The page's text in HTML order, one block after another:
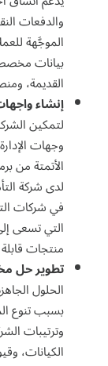
والدفعات
الموجَّهة
بيانات
القديمة،
إنشاء
الأتمتة من
لدى شركة
في شركات
التي تسعى
منتجات
تطوير حل
الحلول
بسبب تنوع
وترتيبات
الكيانات،